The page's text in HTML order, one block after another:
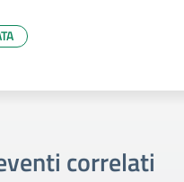
correlati